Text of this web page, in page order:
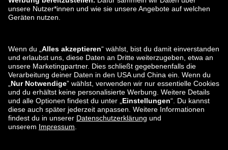
ABOUT YOU
Du findest uns auch bei
Versand und
Versandpartner
Lounge by Zalando Apps